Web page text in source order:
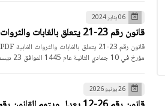
06 يناير 2024
قانون رقم 23-21 يتعلق بالغابات والثروات الغابية PDF
مؤرخ في 10 جمادي الثانية عام 1445 الموافق 23 ديسم…
26 يونيو 2026